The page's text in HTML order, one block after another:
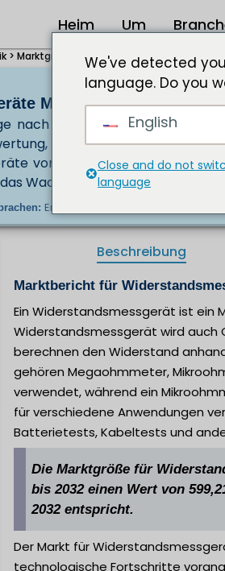
Heim Um
> Marktgröße für Widerstandsmessgeräte
Marktgröße 599,21 Mio.
nach automatisierten
Batterietests,
voran. Darüber hinaus
Wachstum des Marktes für
En/Jp/Fr/De |
Beschreibung
Marktbericht für
Ein Widerstandsmessgerät ist ein
Widerstandsmessgerät wird auch
berechnen den Widerstand
gehören Megaohmmeter,
verwendet, während ein
für verschiedene Anwendungen
Batterietests, Kabeltests und
Die Marktgröße für
bis 2032 einen Wert von
2032 entspricht.
Der Markt für
technologische Fortschritte
We've detected
language. Do you
English
Close and do not
language